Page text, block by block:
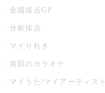
全国採点GP
分析採点
マイりれき
前回のカラオケ
マイうた/マイアーティスト